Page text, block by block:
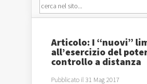
Articolo: I “nuovi”
all’esercizio del
controllo a distanza
Pubblicato il 31 Mag 2017